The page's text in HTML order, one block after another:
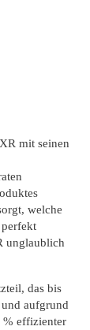
mit seinen
welche
unglaublich
das bis
aufgrund
% effizienter